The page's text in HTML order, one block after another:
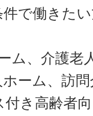
で働きた
ム、介護老
ーム、訪
き高齢者